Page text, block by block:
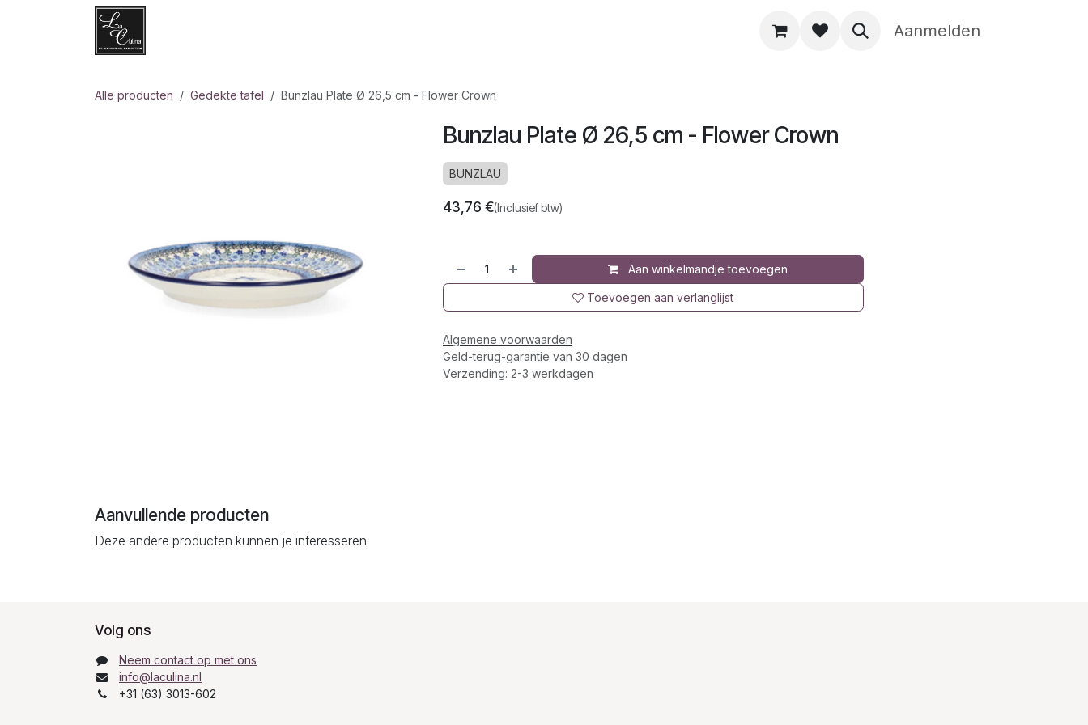
Overslaan naar inhoud
Aanmelden
Alle producten Gedekte tafel Bunzlau Plate Ø 26,5 cm - Flower Crown
Bunzlau Plate Ø 26,5 cm - Flower Crown
BUNZLAU
43,76 €(Inclusief btw)
Aan winkelmandje toevoegen
Toevoegen aan verlanglijst
Algemene voorwaarden
Geld-terug-garantie van 30 dagen
Verzending: 2-3 werkdagen
Aanvullende producten
Deze andere producten kunnen je interesseren
Volg ons
Neem contact op met ons
info@laculina.nl
+31 (63) 3013-602